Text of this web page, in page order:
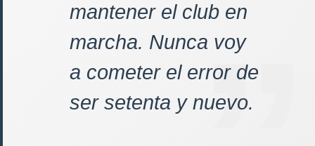
mantener el club en
marcha. Nunca voy
a cometer el error de
ser setenta y nuevo.